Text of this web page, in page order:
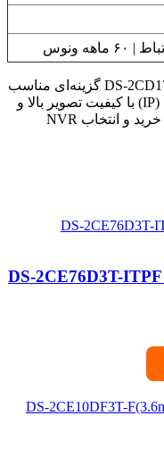
دوربین تحت شبکه هایک ویژن DS-2CD1743G0-IZ گزینه‌ای مناسب
برای سیستم‌های نظارتی مبتنی بر شبکه (IP) با کیفیت تصویر بالا و
قابلیت‌های هوشمند است. برای مشاوره خرید و انتخاب NVR